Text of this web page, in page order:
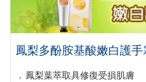
鳳梨多酚胺基酸嫩白護手
． 鳳梨葉萃取具修復受損肌膚